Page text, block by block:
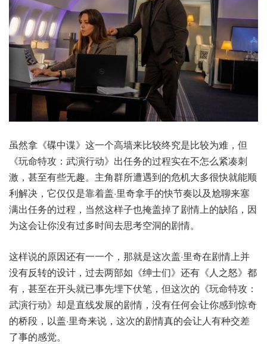
虽然拿《碟中谍》这一个高墙来比较终究是比较为难，但
《玩命特攻：武演行动》出任务的过程实在不怎么紧凑刺
激，甚至有些无趣。主角群所遭遇到的危机大多很快就能顺
利解决，它仅仅是靠着盖·里奇拿手的快节奏以及尬聊来塞
满出任务的过程，当然这样子也掩盖掉了剧情上的缺陷，因
为这会让你没有过多时间去思考空洞的剧情。
这样说的原因还有一一个，那就是这次盖·里奇在剧情上并
没有反转的设计，过去两部如《绅士们》还有《人之怒》都
有，甚至在开头就已事先埋下伏笔，但这次的《玩命特攻：
武演行动》却是直线发展的剧情，没有任何会让你感到惊奇
的桥段，以盖·里奇来说，这次的剧情真的会让人有种交差
了事的感觉。